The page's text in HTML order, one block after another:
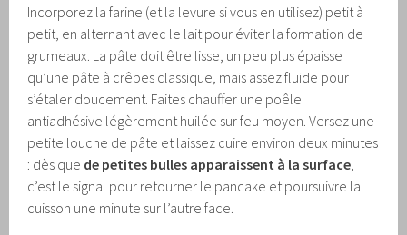
Incorporez la farine (et la levure si vous en utilisez) petit à
petit, en alternant avec le lait pour éviter la formation de
grumeaux. La pâte doit être lisse, un peu plus épaisse
qu’une pâte à crêpes classique, mais assez fluide pour
s’étaler doucement. Faites chauffer une poêle
antiadhésive légèrement huilée sur feu moyen. Versez une
petite louche de pâte et laissez cuire environ deux minutes
: dès que de petites bulles apparaissent à la surface
c’est le signal pour retourner le pancake et poursuivre la
cuisson une minute sur l’autre face.